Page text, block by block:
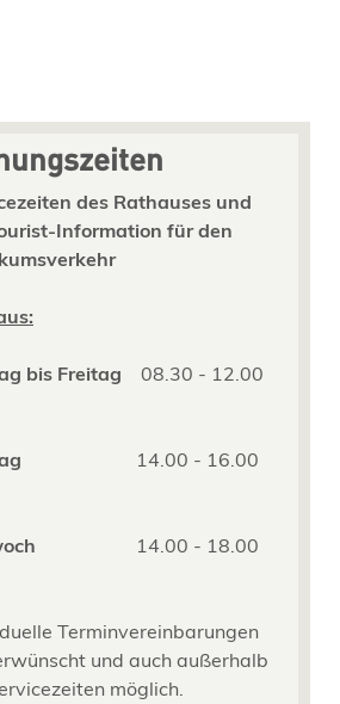
des Rathauses und
Information für den
bis Freitag 08.30 - 12.00
14.00 - 16.00
14.00 - 18.00
Terminvereinbarungen
und auch außerhalb
möglich.